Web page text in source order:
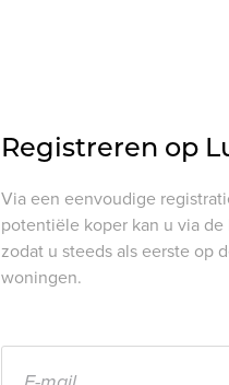
Registreren op
Via een eenvoudige
potentiële koper kan u via
zodat u steeds als eerste op
woningen.